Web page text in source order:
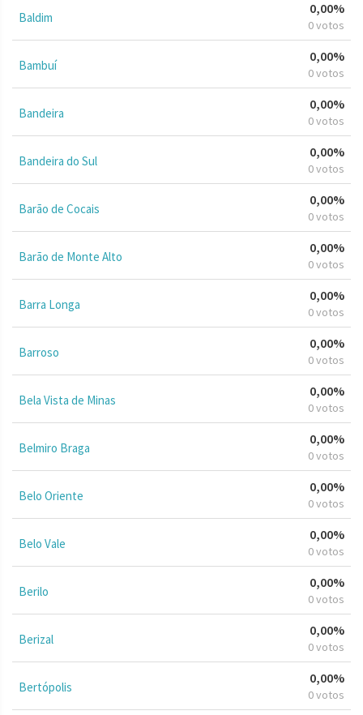
Baldim
0,00%
0 votos
Bambuí
0,00%
0 votos
Bandeira
0,00%
0 votos
Bandeira do Sul
0,00%
0 votos
Barão de Cocais
0,00%
0 votos
Barão de Monte Alto
0,00%
0 votos
Barra Longa
0,00%
0 votos
Barroso
0,00%
0 votos
Bela Vista de Minas
0,00%
0 votos
Belmiro Braga
0,00%
0 votos
Belo Oriente
0,00%
0 votos
Belo Vale
0,00%
0 votos
Berilo
0,00%
0 votos
Berizal
0,00%
0 votos
Bertópolis
0,00%
0 votos